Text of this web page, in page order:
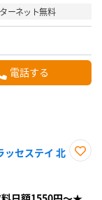
ーネット無料
電話する
ッセステイ 北
録